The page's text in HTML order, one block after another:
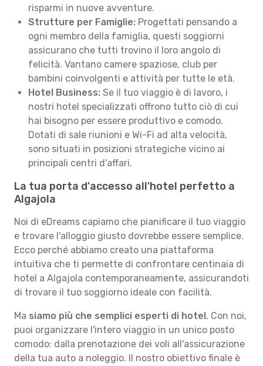
risparmi in nuove avventure.
Strutture per Famiglie: Progettati pensando a
ogni membro della famiglia, questi soggiorni
assicurano che tutti trovino il loro angolo di
felicità. Vantano camere spaziose, club per
bambini coinvolgenti e attività per tutte le età.
Hotel Business: Se il tuo viaggio è di lavoro, i
nostri hotel specializzati offrono tutto ciò di cui
hai bisogno per essere produttivo e comodo.
Dotati di sale riunioni e Wi-Fi ad alta velocità,
sono situati in posizioni strategiche vicino ai
principali centri d'affari.
La tua porta d'accesso all'hotel perfetto a
Algajola
Noi di eDreams capiamo che pianificare il tuo viaggio
e trovare l'alloggio giusto dovrebbe essere semplice.
Ecco perché abbiamo creato una piattaforma
intuitiva che ti permette di confrontare centinaia di
hotel a Algajola contemporaneamente, assicurandoti
di trovare il tuo soggiorno ideale con facilità.
Ma siamo più che semplici esperti di hotel. Con noi,
puoi organizzare l'intero viaggio in un unico posto
comodo: dalla prenotazione dei voli all'assicurazione
della tua auto a noleggio. Il nostro obiettivo finale è